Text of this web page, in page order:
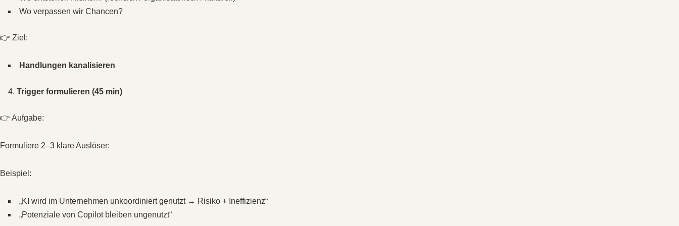
Wo verpassen wir Chancen?
👉 Ziel:
Handlungen kanalisieren
Trigger formulieren (45 min)
👉 Aufgabe:
Formuliere 2–3 klare Auslöser:
Beispiel:
„KI wird im Unternehmen unkoordiniert genutzt → Risiko + Ineffizienz“
„Potenziale von Copilot bleiben ungenutzt“